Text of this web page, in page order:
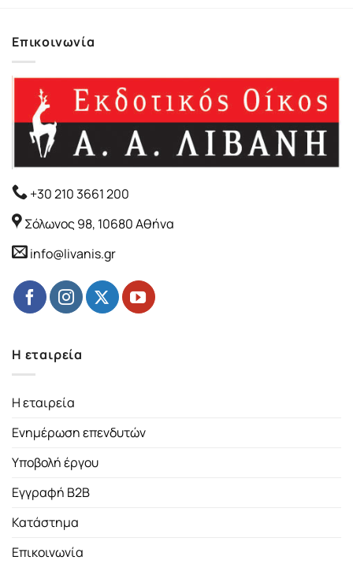
Επικοινωνία
+30 210 3661 200
Σόλωνος 98, 10680 Αθήνα
info@livanis.gr
Η εταιρεία
Η εταιρεία
Ενημέρωση επενδυτών
Υποβολή έργου
Εγγραφή B2B
Κατάστημα
Επικοινωνία